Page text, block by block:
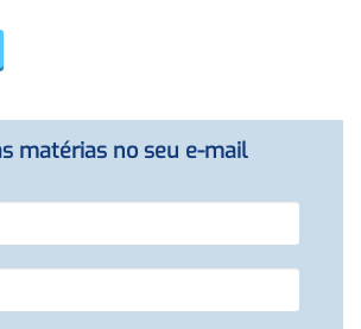
matérias no seu e-mail